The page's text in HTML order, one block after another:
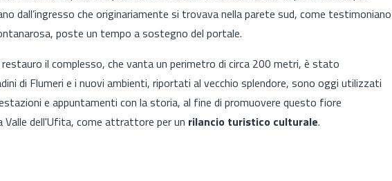
dall’ingresso che originariamente si trovava nella parete sud, come testimoniano
poste un tempo a sostegno del portale.
il complesso, che vanta un perimetro di circa 200 metri, è stato
di Flumeri e i nuovi ambienti, riportati al vecchio splendore, sono oggi utilizzati
e appuntamenti con la storia, al fine di promuovere questo fiore
Valle dell'Ufita, come attrattore per un rilancio turistico culturale.